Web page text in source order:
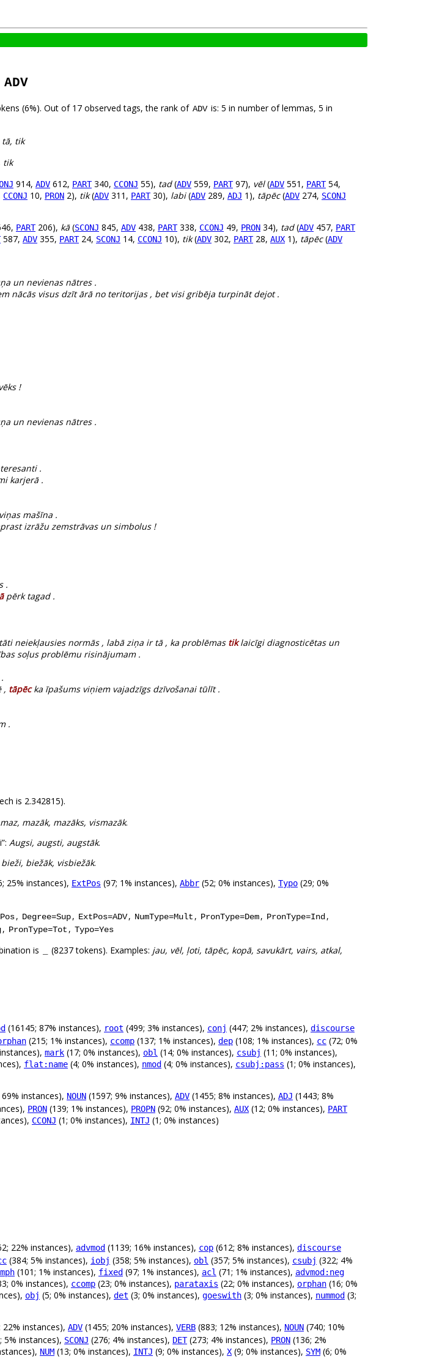
ADV
(6%). Out of 17 observed tags, the rank of ADV is: 5 in number of lemmas, 5 in
tā, tik
tik
914, ADV 612, PART340, CCONJ 55), tad(ADV 559, PART97), vēl(ADV 551, PART54,
CCONJ 10, PRON 2), tik(ADV 311, PART30), labi(ADV 289, ADJ 1), tāpēc(ADV 274, SCONJ
PART206), kā(SCONJ 845, ADV 438, PART338, CCONJ 49, PRON 34), tad(ADV 457, PART
587, ADV 355, PART24, SCONJ 14, CCONJ 10), tik(ADV 302, PART28, AUX 1), tāpēc(ADV
un nevienas nātres .
nācās visus dzīt ārā no teritorijas , bet visi gribēja turpināt dejot .
!
un nevienas nātres .
.
karjerā .
mašīna .
izrāžu zemstrāvas un simbolus !
.
pērk tagad .
neiekļausies normās , labā ziņa ir tā , ka problēmas tiklaicīgi diagnosticētas un
soļus problēmu risinājumam .
, tāpēcka īpašums viņiem vajadzīgs dzīvošanai tūlīt .
.
is 2.342815).
maz, mazāk, mazāks, vismazāk.
Augsi, augsti, augstāk.
bieži, biežāk, visbiežāk.
25% instances), ExtPos (97; 1% instances), Abbr (52; 0% instances), Typo (29; 0%
, Degree=Sup, ExtPos=ADV, NumType=Mult , PronType=Dem, PronType=Ind ,
, PronType=Tot , Typo=Yes
is (8237 tokens). Examples: jau, vēl, ļoti, tāpēc, kopā, savukārt, vairs, atkal,
(16145; 87% instances), root (499; 3% instances), conj (447; 2% instances), discourse
(215; 1% instances), ccomp (137; 1% instances), dep (108; 1% instances), cc (72; 0%
mark (17; 0% instances), obl (14; 0% instances), csubj (11; 0% instances),
flat:name (4; 0% instances), nmod (4; 0% instances), csubj:pass (1; 0% instances),
instances), NOUN (1597; 9% instances), ADV (1455; 8% instances), ADJ (1443; 8%
PRON (139; 1% instances), PROPN (92; 0% instances), AUX (12; 0% instances), PART
CCONJ (1; 0% instances), INTJ (1; 0% instances)
22% instances), advmod (1139; 16% instances), cop (612; 8% instances), discourse
(384; 5% instances), iobj (358; 5% instances), obl (357; 5% instances), csubj (322; 4%
(101; 1% instances), fixed (97; 1% instances), acl (71; 1% instances), advmod:neg
0% instances), ccomp (23; 0% instances), parataxis (22; 0% instances), orphan (16; 0%
obj (5; 0% instances), det (3; 0% instances), goeswith (3; 0% instances), nummod (3;
instances), ADV (1455; 20% instances), VERB (883; 12% instances), NOUN (740; 10%
5% instances), SCONJ (276; 4% instances), DET(273; 4% instances), PRON (136; 2%
NUM (13; 0% instances), INTJ (9; 0% instances), X (9; 0% instances), SYM (6; 0%